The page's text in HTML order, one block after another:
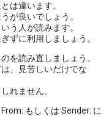
は違います。
が良いでしょう。
う人が読みます。
ずに利用しましょう。
を読み直しましょう。
、見苦しいだけでな
れません。
もしくは Sender: に